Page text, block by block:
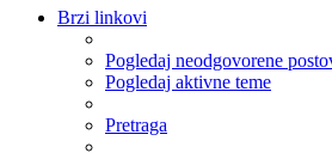
Brzi linkovi
Pogledaj neodgovorene
Pogledaj aktivne teme
Pretraga